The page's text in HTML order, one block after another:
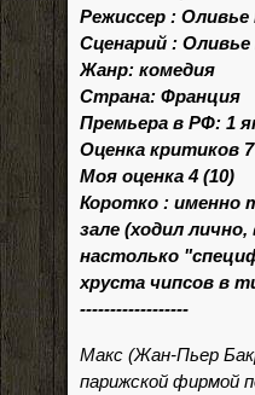
Режиссер :
Сценарий :
Жанр: комедия
Страна: Франция
Премьера в РФ: 1
Оценка критиков 7
Моя оценка 4 (10)
Коротко : именно
зале (ходил
настолько
хруста чипсов в
------------------
Макс (Жан-Пьер
парижской фирмой